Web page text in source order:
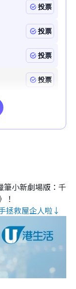
筆小新劇場版：千
！
拯救屋企人啦↓